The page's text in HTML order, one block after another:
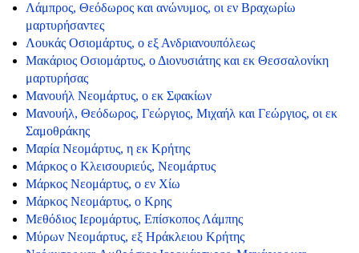
Λάμπρος, Θεόδωρος και ανώνυμος, οι εν Βραχωρίω
μαρτυρήσαντες
Λουκάς Οσιομάρτυς, ο εξ Ανδριανουπόλεως
Μακάριος Οσιομάρτυς, ο Διονυσιάτης και εκ Θεσσαλονίκη
μαρτυρήσας
Μανουήλ Νεομάρτυς, ο εκ Σφακίων
Μανουήλ, Θεόδωρος, Γεώργιος, Μιχαήλ και Γεώργιος, οι εκ
Σαμοθράκης
Μαρία Νεομάρτυς, η εκ Κρήτης
Μάρκος ο Κλεισουριεύς, Νεομάρτυς
Μάρκος Νεομάρτυς, ο εν Χίω
Μάρκος Νεομάρτυς, ο Κρης
Μεθόδιος Ιερομάρτυς, Επίσκοπος Λάμπης
Μύρων Νεομάρτυς, εξ Ηράκλειου Κρήτης